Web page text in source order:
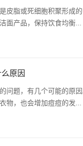
皮脂或死细胞积聚形成
面产品，保持饮食均衡...
原因
问题，有几个可能的原
物，也会增加痘痘的发...